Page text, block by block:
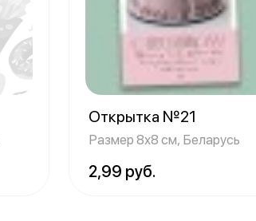
Открытка №21
Размер 8х8 см, Беларусь
2,99 руб.